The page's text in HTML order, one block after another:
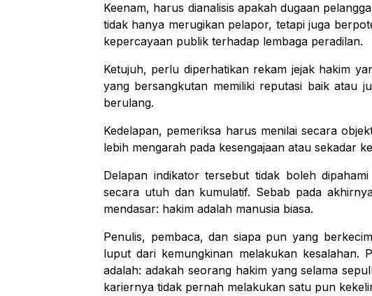
Keenam, harus dianalisis apakah dugaan
tidak hanya merugikan pelapor, tetapi juga
kepercayaan publik terhadap lembaga peradilan.
Ketujuh, perlu diperhatikan rekam jejak hakim
yang bersangkutan memiliki reputasi baik atau
berulang.
Kedelapan, pemeriksa harus menilai secara
lebih mengarah pada kesengajaan atau sekadar
Delapan indikator tersebut tidak boleh
secara utuh dan kumulatif. Sebab pada
mendasar: hakim adalah manusia biasa.
Penulis, pembaca, dan siapa pun yang
luput dari kemungkinan melakukan kesalahan.
adalah: adakah seorang hakim yang selama
kariernya tidak pernah melakukan satu pun